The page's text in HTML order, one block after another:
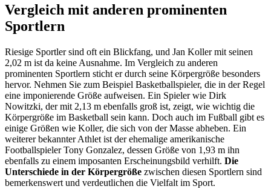
Vergleich mit anderen prominenten
Sportlern
Riesige Sportler sind oft ein Blickfang, und Jan Koller mit seinen
2,02 m ist da keine Ausnahme. Im Vergleich zu anderen
prominenten Sportlern sticht er durch seine Körpergröße besonders
hervor. Nehmen Sie zum Beispiel Basketballspieler, die in der Regel
eine imponierende Größe aufweisen. Ein Spieler wie Dirk
Nowitzki, der mit 2,13 m ebenfalls groß ist, zeigt, wie wichtig die
Körpergröße im Basketball sein kann. Doch auch im Fußball gibt es
einige Größen wie Koller, die sich von der Masse abheben. Ein
weiterer bekannter Athlet ist der ehemalige amerikanische
Footballspieler Tony Gonzalez, dessen Größe von 1,93 m ihn
ebenfalls zu einem imposanten Erscheinungsbild verhilft. Die
Unterschiede in der Körpergröße zwischen diesen Sportlern sind
bemerkenswert und verdeutlichen die Vielfalt im Sport.